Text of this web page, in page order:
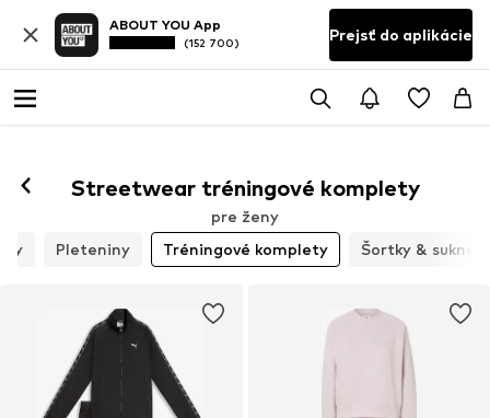
ABOUT YOU App
(152 700) Prejsť do aplikácie
Streetwear tréningové komplety
pre ženy
Pleteniny Tréningové komplety Šortky & sukne